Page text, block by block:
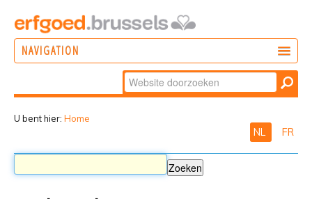
NAVIGATION
Zoek
Geavanceerd
U bent hier: Home
NL FR